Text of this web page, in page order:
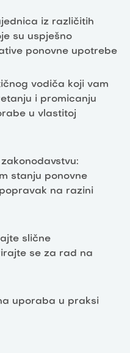
iz različitih
su uspješno
ponovne upotrebe
vodiča koji vam
i promicanju
u vlastitoj
stanju ponovne
na razini
slične
se za rad na
uporaba u praksi